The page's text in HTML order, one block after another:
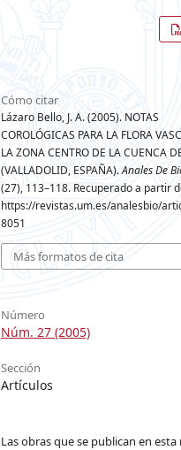
Cómo citar
Lázaro Bello, J. A. (2005). NOTAS
COROLÓGICAS PARA LA FLORA
LA ZONA CENTRO DE LA CUENCA
(VALLADOLID, ESPAÑA).Anales De
(27), 113–118. Recuperado a partir
https://revistas.um.es/analesbio/
8051
Más formatos de cita
Número
Núm. 27 (2005)
Sección
Artículos
Las obras que se publican en esta